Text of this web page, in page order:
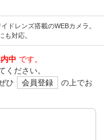
ドレンズ搭載のWEBカメラ。
も対応。
中 です。
ください。
ひ
会員登録
の上でお